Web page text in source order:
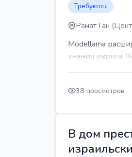
Требуются
Рамат Ган
Modellama
знания иврита.
38 просмотров
В дом